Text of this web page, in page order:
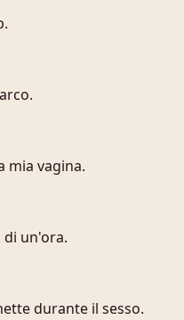
mia vagina.
di un'ora.
durante il sesso.